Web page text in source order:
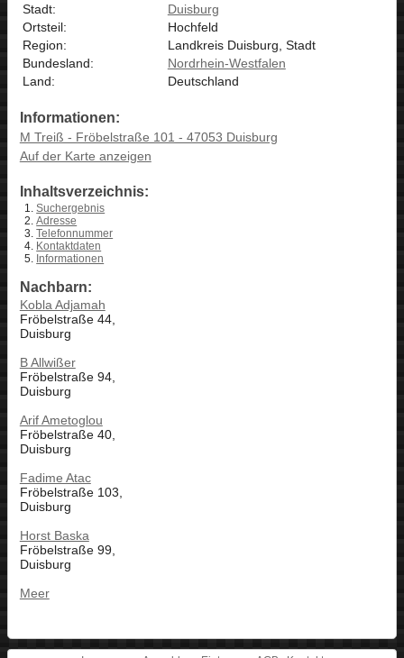
Stadt:
Duisburg
Ortsteil:
Hochfeld
Region:
Landkreis Duisburg, Stadt
Bundesland:
Nordrhein-Westfalen
Land:
Deutschland
Informationen:
M Treiß - Fröbelstraße 101 - 47053 Duisburg
Auf der Karte anzeigen
Inhaltsverzeichnis:
Suchergebnis
Adresse
Telefonnummer
Kontaktdaten
Informationen
Nachbarn:
Kobla Adjamah
Fröbelstraße 44,
Duisburg
B Allwißer
Fröbelstraße 94,
Duisburg
Arif Ametoglou
Fröbelstraße 40,
Duisburg
Fadime Atac
Fröbelstraße 103,
Duisburg
Horst Baska
Fröbelstraße 99,
Duisburg
Meer